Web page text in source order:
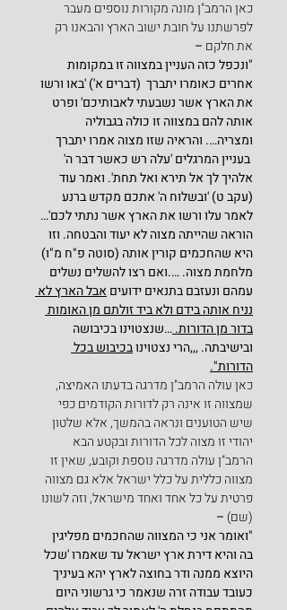
כאן הרמב"ן מונה מקורות נוספים מעבר
לפרשתנו על חובת ישוב הארץ והבאנו רק
את חלקם –
"ונכפל כזה העניין במצווה זו במקומות
אחרים כאומרו יתברך  (דברים א') 'באו ורשו
את הארץ אשר נשבעתי לאבותיכם' ופרט
אותה להם במצווה זו כולה בגבוליה
ומצריה…. והראיה שזו מצוה אמרו יתברך
בעניין המרגלים 'עלה רש כאשר דבר ה'
אלהיך לך אל תירא ואל תחת'. ואמר עוד
(עקב ט) 'ובשלוח ה' אתכם מקדש ברנע
לאמר עלו ורשו את הארץ אשר נתתי לכם'…
הוראה שהייתה מצוה לא יעוד והבטחה. וזו
היא שהחכמים קורין אותה (סוטה פ"ח מ"ו)
מלחמת מצוה. ….ואם רצו להשלים נשלים
עמהם ונעזבם בתנאים ידועים אבל הארץ לא
נניח אותה בידם ולא ביד זולתם מן האומות
בדור מן הדורות. …שנצטוינו בכיבושה
ובישיבתה. ,,,הרי נצטוינו בכיבוש בכל
הדורות".
כאן עולה הרמב"ן מדרגה בדעתו האמיצה,
שמצווה זו אינה רק לדורות הקודמים כפי
שיש הטוענים ונראה בהמשך, אלא שלטון
יהודי זו מצוה לכל הדורות ובקטע הבא
הרמב"ן עולה מדרגה נוספת וקובע, שאין זו
מצווה כללית על כלל ישראל אלא גם מצווה
פרטית על כל אחד ואחד מישראל, וזה לשונו
(שם) –
"ואומר אני כי המצווה שהחכמים מפליגין
בה והיא דירת ארץ ישראל עד שאמרו 'שכל
היוצא ממנה ודר בחוצה לארץ יהא בעיניך
כעובד עבודה זרה שנאמר כי גרשוני היום